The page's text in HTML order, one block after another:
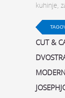
kuhinje,
CUT &